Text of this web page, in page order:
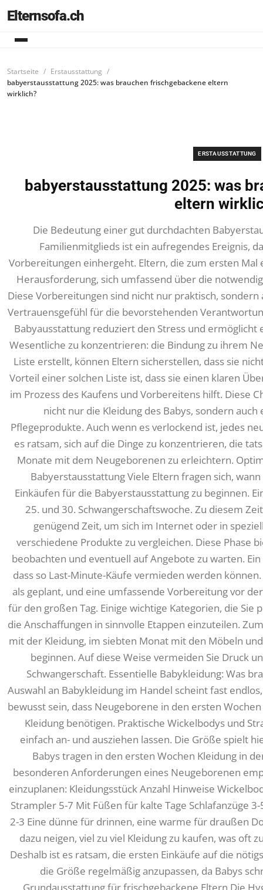
Elternsofa.ch
Startseite
Erstausstattung
babyerstausstattung 2025: was brauchen frischgebackene eltern
wirklich?
ERSTAUSSTATTUNG
babyerstausstattung 2025: was
eltern
Die Bedeutung einer gut durchdachten
Familienmitglieds ist ein aufregendes Ereignis,
Vorbereitungen einhergeht. Eltern, die zum ersten
Herausforderung, sich umfassend über die
Diese Vorbereitungen sind nicht nur praktisch,
Vertrauensgefühl für die bevorstehenden
Babyausstattung reduziert den Stress und ermöglicht
Wesentliche zu konzentrieren: die Bindung zu ihrem
Liste erstellt, können Eltern sicherstellen, dass sie
Vorteil einer solchen Liste ist, dass sie einen klaren
im Prozess des Kaufens und Vorbereitens hilft. Diese
nicht nur die Kleidung des Babys, sondern
Pflegeprodukte. Auch wenn es verlockend ist, jedes
es ratsam, sich auf die Dinge zu konzentrieren, die
Monate mit dem Neugeborenen zu erleichtern.
Babyerstausstattung Viele Eltern fragen sich,
Einkäufen für die Babyerstausstattung zu beginnen.
25. und 30. Schwangerschaftswoche. Zu diesem
genügend Zeit, um sich im Internet oder in
verschiedene Produkte zu vergleichen. Diese Phase
beobachten und eventuell auf Angebote zu warten.
dass so Last-Minute-Käufe vermieden werden
als geplant, und eine umfassende Vorbereitung vor
für den großen Tag. Einige wichtige Kategorien, die Sie
die Anschaffungen in sinnvolle Etappen einzuteilen.
mit der Kleidung, im siebten Monat mit den Möbeln
beginnen. Auf diese Weise vermeiden Sie Druck
Schwangerschaft. Essentielle Babykleidung: Was
Auswahl an Babykleidung im Handel scheint fast
bewusst sein, dass Neugeborene in den ersten
Kleidung benötigen. Praktische Wickelbodys und
einfach an- und ausziehen lassen. Die Größe spielt
Babys tragen in den ersten Wochen Kleidung in
besonderen Anforderungen eines Neugeborenen
einzuplanen: Kleidungsstück Anzahl Hinweise
Strampler 5-7 Mit Füßen für kalte Tage Schlafanzüge
2-3 Eine dünne für drinnen, eine warme für draußen
dazu neigen, viel zu viel Kleidung zu kaufen, was oft
Deshalb ist es ratsam, die ersten Einkäufe auf die
die Größe regelmäßig anzupassen, da Babys